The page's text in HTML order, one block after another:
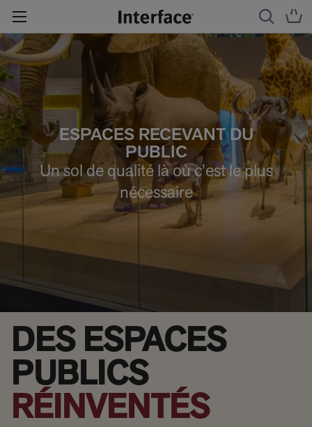
ESPACES RECEVANT DU
PUBLIC
Un sol de qualité là où c’est le plus
nécessaire
DES ESPACES
PUBLICS
RÉINVENTÉS